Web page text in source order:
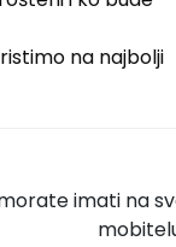
na najbolji
imati na